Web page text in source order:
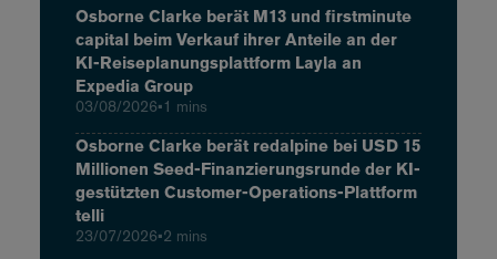
Osborne Clarke berät M13 und firstminute
capital beim Verkauf ihrer Anteile an der
KI-Reiseplanungsplattform Layla an
Expedia Group
03/08/2026•1 mins
Osborne Clarke berät redalpine bei USD 15
Millionen Seed-Finanzierungsrunde der KI-
gestützten Customer-Operations-Plattform
telli
23/07/2026•2 mins